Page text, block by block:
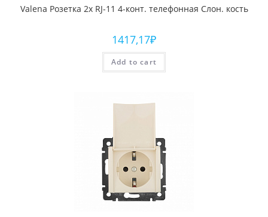
Valena Розетка 2х RJ-11 4-конт. телефонная Слон. кость
1417,17₽
Add to cart